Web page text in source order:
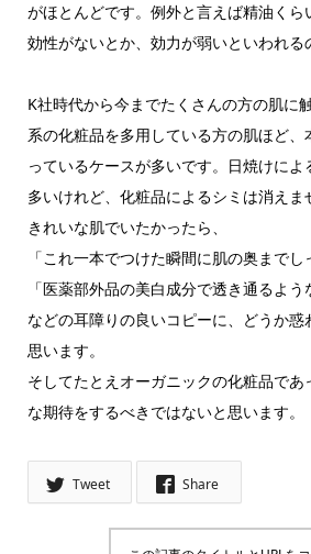
がほとんどです。例外と言えば精油くら
効性がないとか、効力が弱いといわれる
K社時代から今までたくさんの方の肌に
系の化粧品を多用している方の肌ほど、
っているケースが多いです。日焼けに
多いけれど、化粧品によるシミは消えま
きれいな肌でいたかったら、
「これ一本でつけた瞬間に肌の奥までし
「医薬部外品の美白成分で透き通るよう
などの耳障りの良いコピーに、どうか惑
思います。
そしてたとえオーガニックの化粧品で
な期待をするべきではないと思います。
Tweet Share